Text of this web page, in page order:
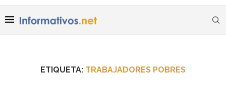
ETIQUETA: TRABAJADORES POBRES